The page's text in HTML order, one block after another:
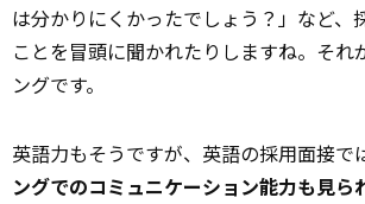
は分かりにくかったでしょう？」など、
ことを冒頭に聞かれたりしますね。それ
ングです。
英語力もそうですが、英語の採用面接で
ングでのコミュニケーション能力も見ら